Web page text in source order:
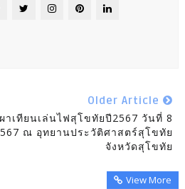
Older Article
าเทียนเล่นไฟสุโขทัยปี2567 วันที่ 8
ณ อุทยานประวัติศาสตร์สุโขทัย
จังหวัดสุโขทัย
View More